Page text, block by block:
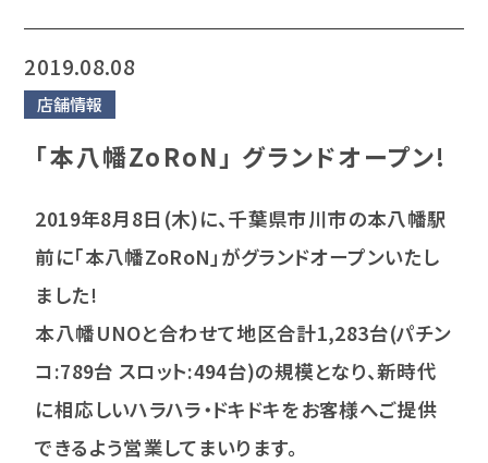
2019.08.08
店舗情報
｢本八幡ZoRoN｣ グランドオープン!
2019年8月8日(木)に、千葉県市川市の本八幡駅
前に｢本八幡ZoRoN｣がグランドオープンいたし
ました!
本八幡UNOと合わせて地区合計1,283台(パチン
コ:789台 スロット:494台)の規模となり、新時代
に相応しいハラハラ・ドキドキをお客様へご提供
できるよう営業してまいります。